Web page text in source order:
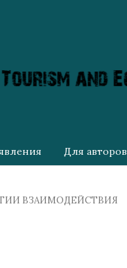
Для авторов
ВЗАИМОДЕЙСТВИЯ